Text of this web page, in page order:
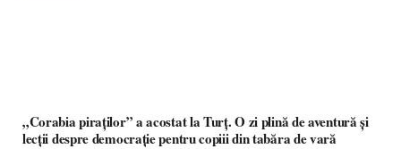
„Corabia piraților” a acostat la Turț. O zi plină de aventură și
lecții despre democrație pentru copiii din tabăra de vară